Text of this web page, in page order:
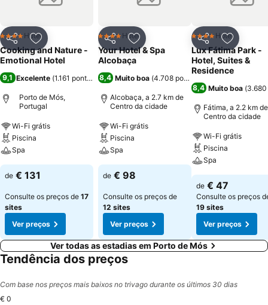
bicicletas e podem também praticar equitação. O hotel possui
de banho privada, roupões de banho , acesso wi-fi e têm uma boa
vista para a paisagem. O check-in deve ser feito a partir das
15horas e o check-out até às 12 horas.
PartilharAdicionar aos favoritos
4 EstrelasHotel
Cooking and Nature -
Emotional Hotel
9,1 Excelente (1.161 pontuações)
Porto de Mós,
Portugal
Wi-Fi grátis
Piscina
Spa
de € 131
Consulte os preços de 17
sites
Ver preços
PartilharAdicionar aos favoritos
4 EstrelasHotel
Your Hotel & Spa
Alcobaça
8,4 Muito boa (4.708 pontuações
Alcobaça, a 2.7 km de
Centro da cidade
Wi-Fi grátis
Piscina
Spa
de € 98
Consulte os preços de
12 sites
Ver preços
Partilhar
4 EstrelasHotel
Lux Fátima Park -
Hotel, Suites &
Residence
8,4 Muito boa (3.680
Fátima, a 2.2 km de
Centro da cidade
Wi-Fi grátis
Piscina
Spa
de € 47
Consulte os preços
19 sites
Ver preços
Ver todas as estadias em Porto de Mós
Tendência dos preços
Com base nos preços mais baixos no trivago durante os últimos 30 dias
€ 0